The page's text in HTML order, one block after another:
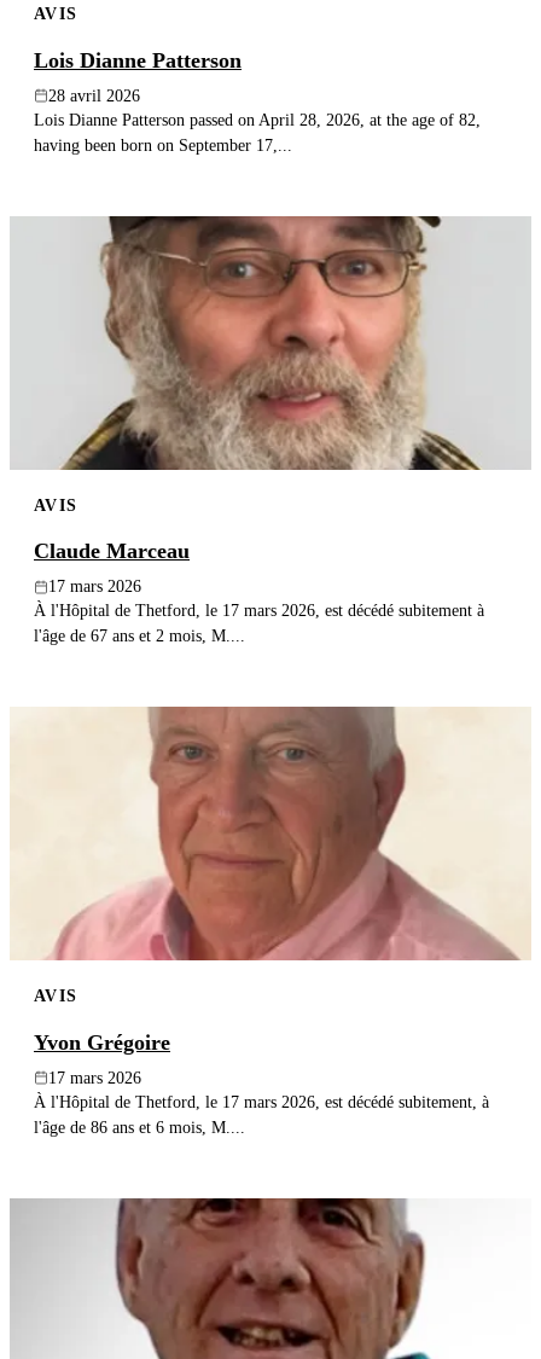
AVIS
Lois Dianne Patterson
28 avril 2026
Lois Dianne Patterson passed on April 28, 2026, at the age of 82,
having been born on September 17,...
AVIS
Claude Marceau
17 mars 2026
À l'Hôpital de Thetford, le 17 mars 2026, est décédé subitement à
l'âge de 67 ans et 2 mois, M....
AVIS
Yvon Grégoire
17 mars 2026
À l'Hôpital de Thetford, le 17 mars 2026, est décédé subitement, à
l'âge de 86 ans et 6 mois, M....